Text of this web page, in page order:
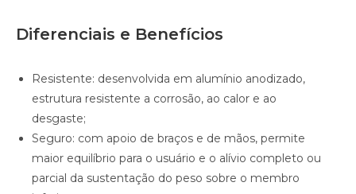
Diferenciais e Benefícios
Resistente: desenvolvida em alumínio anodizado,
estrutura resistente a corrosão, ao calor e ao
desgaste;
Seguro: com apoio de braços e de mãos, permite
maior equilíbrio para o usuário e o alívio completo ou
parcial da sustentação do peso sobre o membro